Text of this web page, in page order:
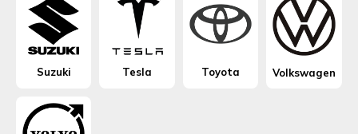
Suzuki Tesla Toyota Volkswagen